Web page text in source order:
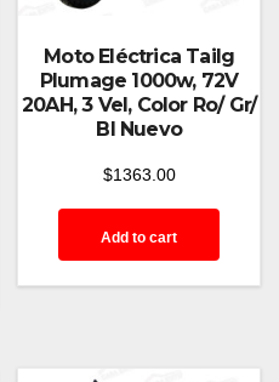
Moto Eléctrica Tailg
Plumage 1000w, 72V
20AH, 3 Vel, Color Ro/ Gr/
Bl Nuevo
$1363.00
Add to cart